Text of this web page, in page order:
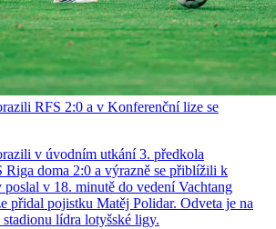
RFS 2:0 a v Konferenční lize se
v úvodním utkání 3. předkola
doma 2:0 a výrazně se přiblížili k
poslal v 18. minutě do vedení Vachtang
přidal pojistku Matěj Polidar. Odveta je na
lídra lotyšské ligy.